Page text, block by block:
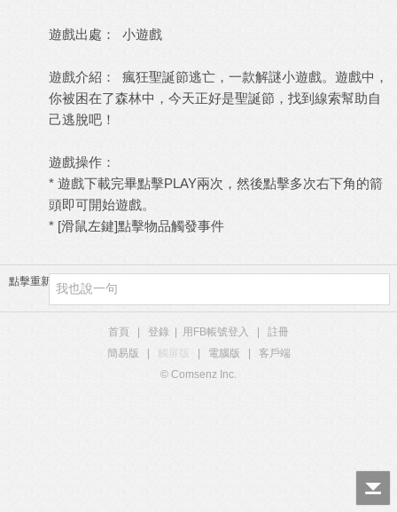
遊戲出處： 小遊戲
遊戲介紹： 瘋狂聖誕節逃亡，一款解謎小遊戲。遊戲中，
你被困在了森林中，今天正好是聖誕節，找到線索幫助自
己逃脫吧！
遊戲操作：
* 遊戲下載完畢點擊PLAY兩次，然後點擊多次右下角的箭
頭即可開始遊戲。
* [滑鼠左鍵]點擊物品觸發事件
點擊重新加載
首頁 登錄 用FB帳號登入
註冊
簡易版
觸屏版 電腦版
客戶端
© Comsenz Inc.